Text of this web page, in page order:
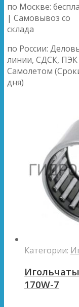
по Москве:
| Самовывоз со
склада
по России:
линии, СДСК,
Самолетом
дня)
Категории:
170W-7